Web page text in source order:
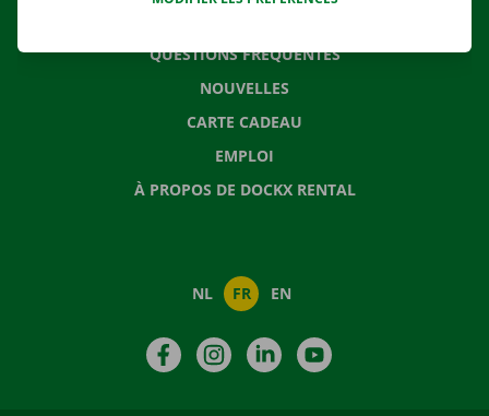
QUESTIONS FRÉQUENTES
NOUVELLES
CARTE CADEAU
EMPLOI
À PROPOS DE DOCKX RENTAL
NL FR EN
FacebookInstagramLinkedIn